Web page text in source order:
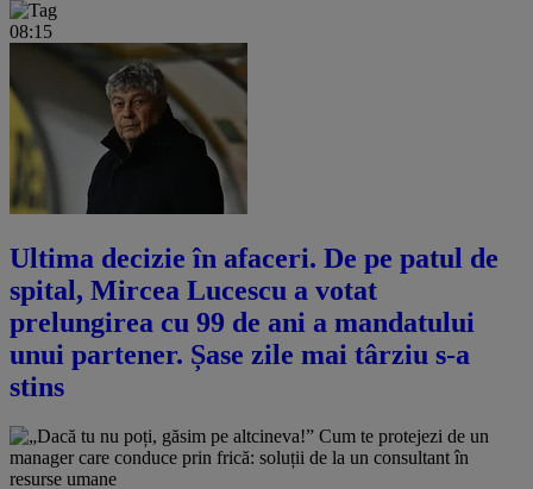
08:15
Ultima decizie în afaceri. De pe patul de
spital, Mircea Lucescu a votat
prelungirea cu 99 de ani a mandatului
unui partener. Șase zile mai târziu s-a
stins